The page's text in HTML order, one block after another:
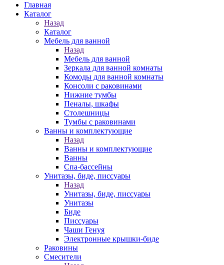
Главная
Каталог
Назад
Каталог
Мебель для ванной
Назад
Мебель для ванной
Зеркала для ванной комнаты
Комоды для ванной комнаты
Консоли с раковинами
Нижние тумбы
Пеналы, шкафы
Столешницы
Тумбы с раковинами
Ванны и комплектующие
Назад
Ванны и комплектующие
Ванны
Спа-бассейны
Унитазы, биде, писсуары
Назад
Унитазы, биде, писсуары
Унитазы
Биде
Писсуары
Чаши Генуя
Электронные крышки-биде
Раковины
Смесители